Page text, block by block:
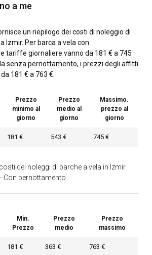
a me
un riepilogo dei costi di noleggio di
Izmir. Per barca a vela con
tariffe giornaliere vanno da 181 € a 745
senza pernottamento, i prezzi degli affitti
181 € a 763 €.
dei noleggi di barche a vela in Izmir
- Con pernottamento
Prezzo
minimo al
giorno
Prezzo
medio al
giorno
Massimo.
prezzo al
giorno
181 € 543 € 745 €
Min.
Prezzo
Prezzo
medio
Prezzo
massimo
181 € 363 € 763 €